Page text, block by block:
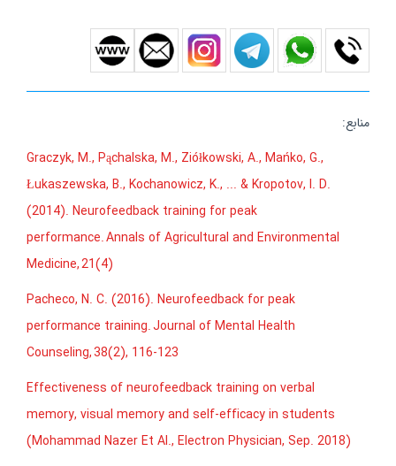
منابع:
Graczyk, M., Pąchalska, M., Ziółkowski, A., Mańko, G.,
Łukaszewska, B., Kochanowicz, K., ... & Kropotov, I. D.
(2014). Neurofeedback training for peak
performance. Annals of Agricultural and Environmental
Medicine, 21(4)
Pacheco, N. C. (2016). Neurofeedback for peak
performance training. Journal of Mental Health
Counseling, 38(2), 116-123
Effectiveness of neurofeedback training on verbal
memory, visual memory and self-efficacy in students
(Mohammad Nazer Et Al., Electron Physician, Sep. 2018)